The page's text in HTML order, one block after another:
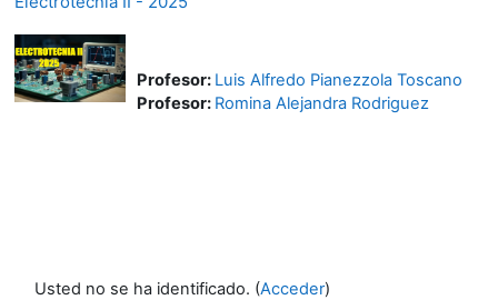
Profesor: Luis Alfredo Pianezzola Toscano
Profesor: Romina Alejandra Rodriguez
Usted no se ha identificado. (Acceder)